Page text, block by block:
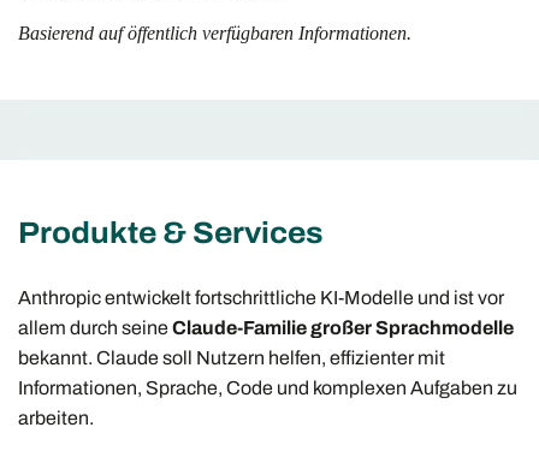
Basierend auf öffentlich verfügbaren Informationen.
Produkte & Services
Anthropic entwickelt fortschrittliche KI-Modelle und ist vor
allem durch seineClaude-Familie großer Sprachmodelle
bekannt. Claude soll Nutzern helfen, effizienter mit
Informationen, Sprache, Code und komplexen Aufgaben zu
arbeiten.